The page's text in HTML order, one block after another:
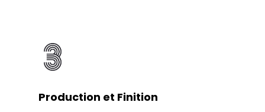
Production et Finition